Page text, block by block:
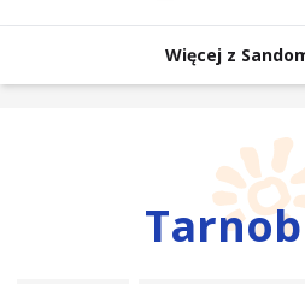
Więcej z